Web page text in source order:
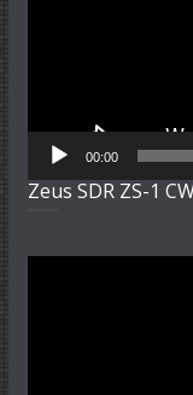
00:00
Zeus SDR ZS-1